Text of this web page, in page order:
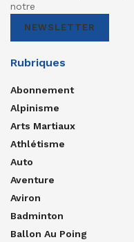
notre
NEWSLETTER
Rubriques
Abonnement
Alpinisme
Arts Martiaux
Athlétisme
Auto
Aventure
Aviron
Badminton
Ballon Au Poing